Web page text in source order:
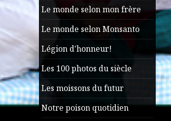
Le monde selon mon frère
Le monde selon Monsanto
Légion d'honneur!
Les 100 photos du siècle
Les moissons du futur
Notre poison quotidien